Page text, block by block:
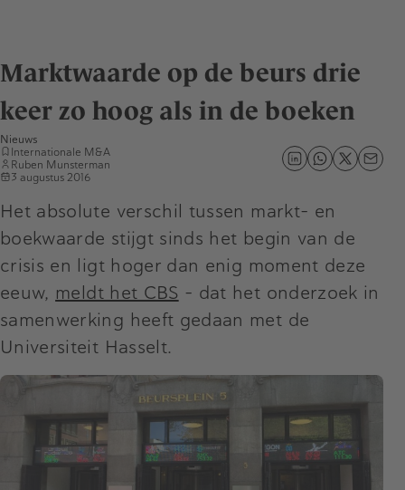
Marktwaarde op de beurs drie
keer zo hoog als in de boeken
Nieuws
Internationale M&A
Ruben Munsterman
3 augustus 2016
Het absolute verschil tussen markt- en
boekwaarde stijgt sinds het begin van de
crisis en ligt hoger dan enig moment deze
eeuw, meldt het CBS - dat het onderzoek in
samenwerking heeft gedaan met de
Universiteit Hasselt.